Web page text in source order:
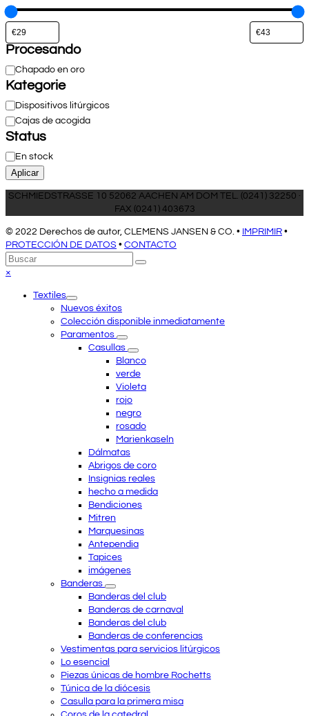
Procesando
Procesando
Chapado en oro
Kategorie
Categoría
Dispositivos litúrgicos
Cajas de acogida
Status
Estado
En stock
Aplicar
SCHMIEDSTRASSE 10 52062 AACHEN AM DOM TEL. (0241) 32250 ·
FAX (0241) 403673
© 2022 Derechos de autor, CLEMENS JANSEN & CO. • IMPRIMIR •
PROTECCIÓN DE DATOS • CONTACTO
Volver
arriba
Buscar
Enviar
×
menuTextiles
Nuevos éxitos
Colección disponible inmediatamente
Paramentos
Casullas
Blanco
verde
Violeta
rojo
negro
rosado
Marienkaseln
Dálmatas
Abrigos de coro
Insignias reales
hecho a medida
Bendiciones
Mitren
Marquesinas
Antependia
Tapices
imágenes
Banderas
Banderas del club
Banderas de carnaval
Banderas del club
Banderas de conferencias
Vestimentas para servicios litúrgicos
Lo esencial
Piezas únicas de hombre Rochetts
Túnica de la diócesis
Casulla para la primera misa